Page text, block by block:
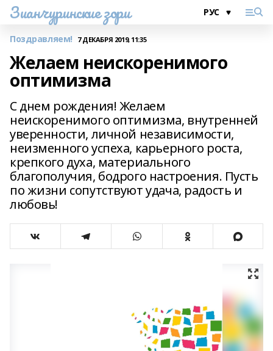
Зианчуринские зори
Поздравляем! 7 ДЕКАБРЯ 2019, 11:35
Желаем неискоренимого
оптимизма
С днем рождения! Желаем
неискоренимого оптимизма, внутренней
уверенности, личной независимости,
неизменного успеха, карьерного роста,
крепкого духа, материального
благополучия, бодрого настроения. Пусть
по жизни сопутствуют удача, радость и
любовь!